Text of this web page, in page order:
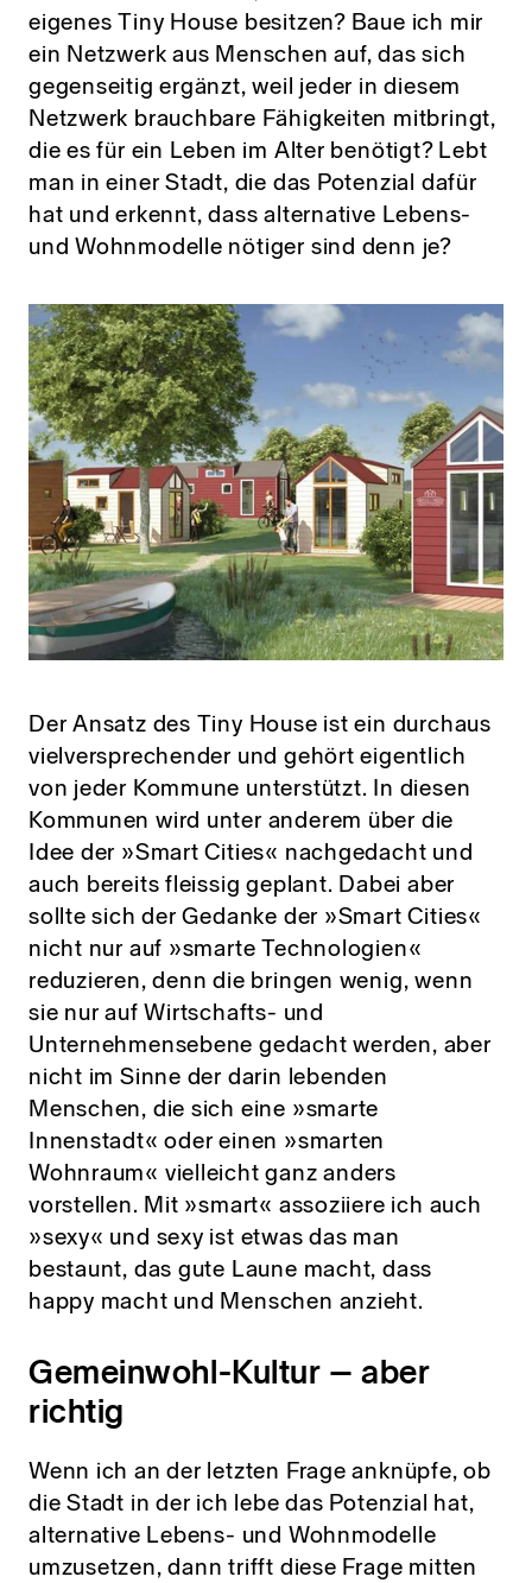
eigenes Tiny House besitzen? Baue ich mir
ein Netzwerk aus Menschen auf, das sich
gegenseitig ergänzt, weil jeder in diesem
Netzwerk brauchbare Fähigkeiten mitbringt,
die es für ein Leben im Alter benötigt? Lebt
man in einer Stadt, die das Potenzial dafür
hat und erkennt, dass alternative Lebens-
und Wohnmodelle nötiger sind denn je?
Der Ansatz des Tiny House ist ein durchaus
vielversprechender und gehört eigentlich
von jeder Kommune unterstützt. In diesen
Kommunen wird unter anderem über die
Idee der »Smart Cities« nachgedacht und
auch bereits fleissig geplant. Dabei aber
sollte sich der Gedanke der »Smart Cities«
nicht nur auf »smarte Technologien«
reduzieren, denn die bringen wenig, wenn
sie nur auf Wirtschafts- und
Unternehmensebene gedacht werden, aber
nicht im Sinne der darin lebenden
Menschen, die sich eine »smarte
Innenstadt« oder einen »smarten
Wohnraum« vielleicht ganz anders
vorstellen. Mit »smart« assoziiere ich auch
»sexy« und sexy ist etwas das man
bestaunt, das gute Laune macht, dass
happy macht und Menschen anzieht.
Gemeinwohl-Kultur – aber
richtig
Wenn ich an der letzten Frage anknüpfe, ob
die Stadt in der ich lebe das Potenzial hat,
alternative Lebens- und Wohnmodelle
umzusetzen, dann trifft diese Frage mitten